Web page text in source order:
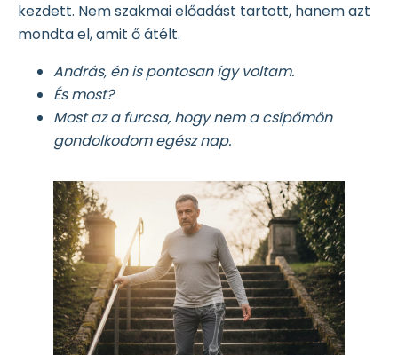
kezdett. Nem szakmai előadást tartott, hanem azt
mondta el, amit ő átélt.
András, én is pontosan így voltam.
És most?
Most az a furcsa, hogy nem a csípőmön
gondolkodom egész nap.